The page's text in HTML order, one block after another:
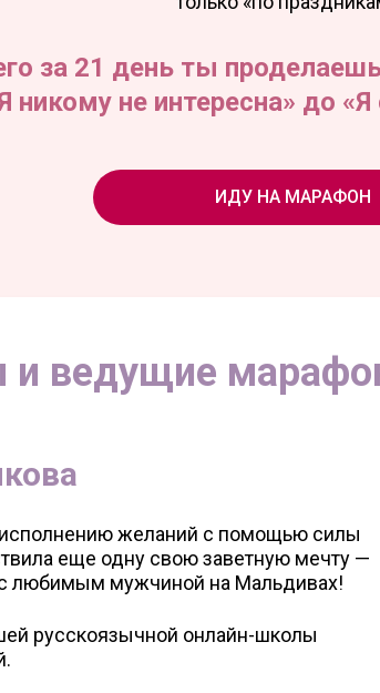
за 21 день ты
никому не интересна» до
ИДУ НА МАРАФОН
ведущие
желаний с помощью силы
еще одну свою заветную мечту —
с любимым мужчиной на Мальдивах!
русскоязычной онлайн-школы